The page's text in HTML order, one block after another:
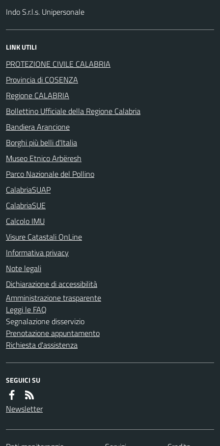
Indo S.r.l.s. Unipersonale
LINK UTILI
PROTEZIONE CIVILE CALABRIA
Provincia di COSENZA
Regione CALABRIA
Bollettino Ufficiale della Regione Calabria
Bandiera Arancione
Borghi più belli d'Italia
Museo Etnico Arbëresh
Parco Nazionale del Pollino
CalabriaSUAP
CalabriaSUE
Calcolo IMU
Visure Catastali OnLine
Informativa privacy
Note legali
Dichiarazione di accessibilità
Amministrazione trasparente
Leggi le FAQ
Segnalazione disservizio
Prenotazione appuntamento
Richiesta d'assistenza
SEGUICI SU
Newsletter